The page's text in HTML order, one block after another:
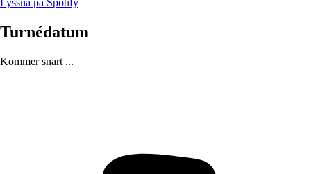
Lyssna på Spotify
Turnédatum
Kommer snart ...